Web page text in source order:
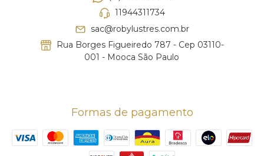
11944311734
sac@robylustres.com.br
Rua Borges Figueiredo 787 - Cep 03110-
001 - Mooca São Paulo
Formas de pagamento